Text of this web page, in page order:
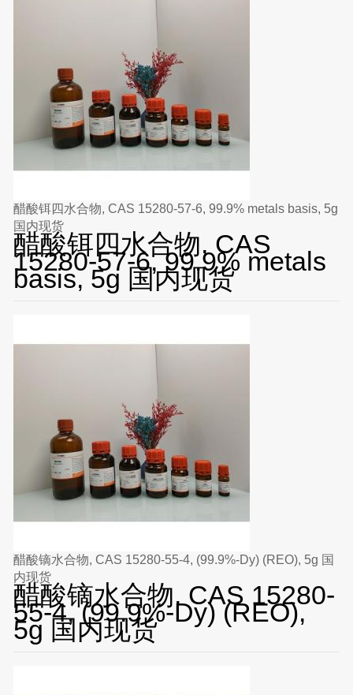
醋酸铒四水合物, CAS 15280-57-6, 99.9% metals basis, 5g
国内现货
醋酸铒四水合物, CAS
15280-57-6, 99.9% metals
basis, 5g 国内现货
醋酸镝水合物, CAS 15280-55-4, (99.9%-Dy) (REO), 5g 国
内现货
醋酸镝水合物, CAS 15280-
55-4, (99.9%-Dy) (REO),
5g 国内现货